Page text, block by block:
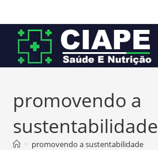
para
conteúdo
promovendo a
sustentabilidade
> promovendo a sustentabilidade